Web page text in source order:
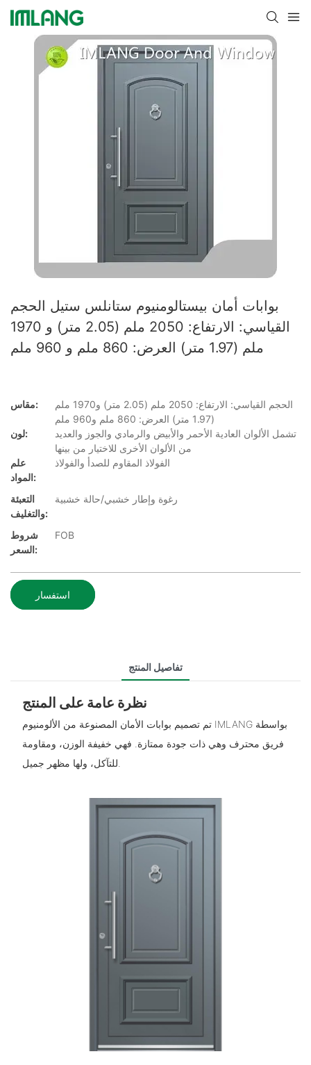
بوابات أمان بيستالومنيوم ستانلس ستيل الحجم
القياسي: الارتفاع: 2050 ملم (2.05 متر) و 1970
ملم (1.97 متر) العرض: 860 ملم و 960 ملم
مقاس:
الحجم القياسي: الارتفاع: 2050 ملم (2.05 متر) و1970 ملم
(1.97 متر) العرض: 860 ملم و960 ملم
لون:
تشمل الألوان العادية الأحمر والأبيض والرمادي والجوز والعديد
من الألوان الأخرى للاختيار من بينها
علم
المواد:
الفولاذ المقاوم للصدأ والفولاذ
التعبئة
والتغليف:
رغوة وإطار خشبي/حالة خشبية
شروط
السعر:
FOB
استفسار
تفاصيل المنتج
نظرة عامة على المنتج
تم تصميم بوابات الأمان المصنوعة من الألومنيوم IMLANG بواسطة
فريق محترف وهي ذات جودة ممتازة. فهي خفيفة الوزن، ومقاومة